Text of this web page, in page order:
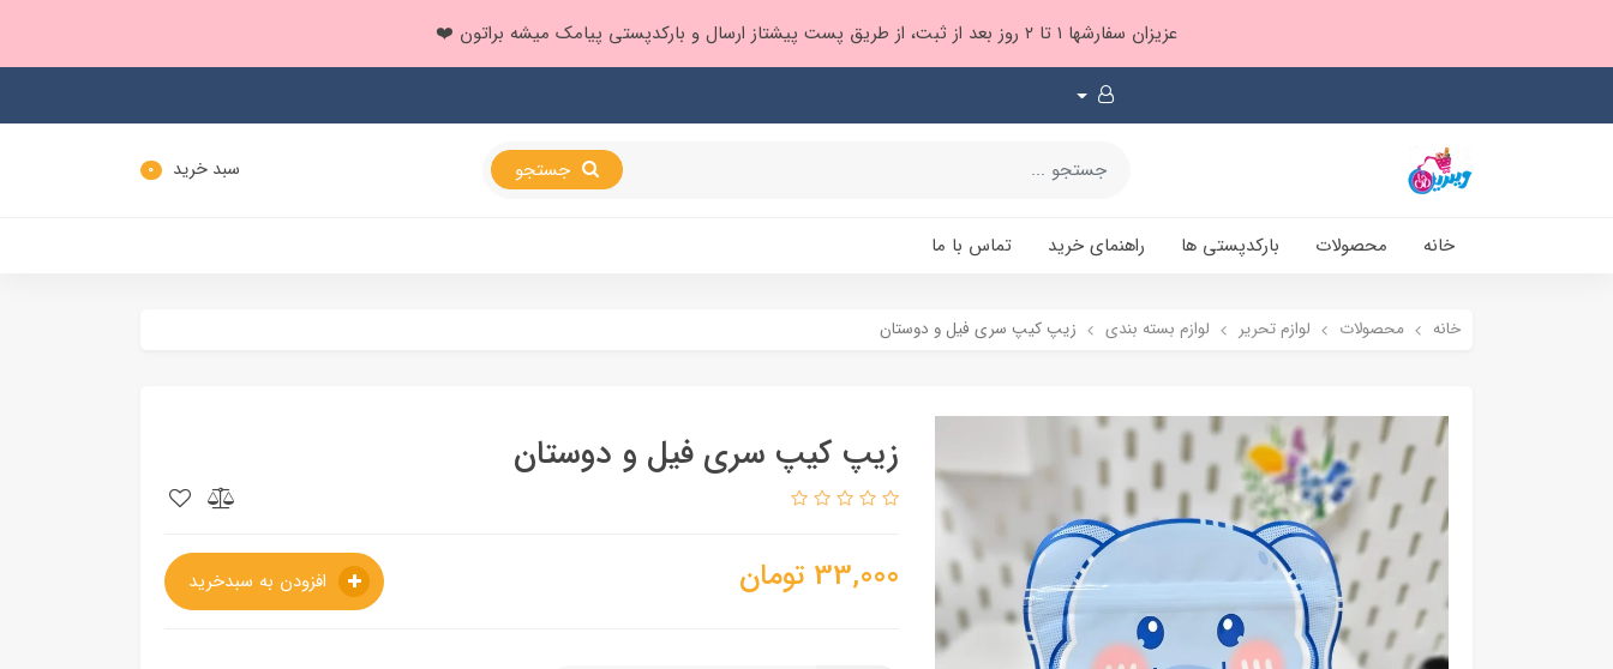
عزیزان سفارشها ۱ تا ۲ روز بعد از ثبت، از طریق پست پیشتاز ارسال و بارکدپستی پیامک میشه براتون ❤️
سبد خرید 0
خانه محصولات بارکدپستی ها راهنمای خرید تماس با ما
خانه محصولات لوازم تحریر لوازم بسته بندی زیپ کیپ سری فیل و دوستان
زیپ کیپ سری فیل و دوستان
33,000 تومان